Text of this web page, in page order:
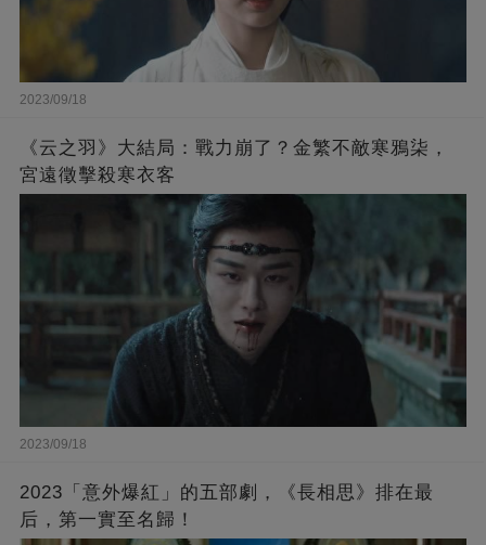
2023/09/18
《云之羽》大結局：戰力崩了？金繁不敵寒鴉柒，
宮遠徵擊殺寒衣客
2023/09/18
2023「意外爆紅」的五部劇，《長相思》排在最
后，第一實至名歸！